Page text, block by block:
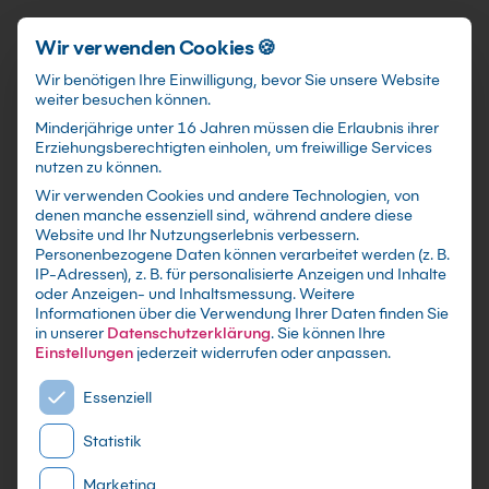
Schnellzugriff
SAP® Customizing I:
Zahlungs- und Mahnlogik
Intensivkurs
Individuelle Firmen-und Inhouseschulungen
nach Maß - Live Online oder in Präsenz lernen -
In kleinen Gruppen oder im gezielten
Einzelcoaching
Wir verwenden Cookies 🍪
Wir benötigen Ihre Einwilligung, bevor Sie unsere Website
weiter besuchen können.
Minderjährige unter 16 Jahren müssen die Erlaubnis ihrer
Erziehungsberechtigten einholen, um freiwillige Services
nutzen zu können.
Wir verwenden Cookies und andere Technologien, von
denen manche essenziell sind, während andere diese
Website und Ihr Nutzungserlebnis verbessern.
Personenbezogene Daten können verarbeitet werden (z. B.
IP-Adressen), z. B. für personalisierte Anzeigen und Inhalte
oder Anzeigen- und Inhaltsmessung.Weitere
Informationen über die Verwendung Ihrer Daten finden Sie
in unserer Datenschutzerklärung.Sie können Ihre
Einstellungen jederzeit widerrufen oder anpassen.
Es folgt eine Liste der Service-Gruppen, für die eine
Essenziell
Statistik
Marketing